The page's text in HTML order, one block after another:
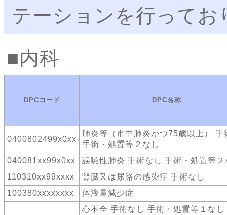
テーションを行ってお
内科
DPCコード DPC名称
0400802499x0xx
肺炎等（市中肺炎かつ75歳以上） 手
手術・処置等２なし
040081xx99x0xx
誤嚥性肺炎 手術なし 手術・処置等２
110310xx99xxxx
腎臓又は尿路の感染症 手術なし
100380xxxxxxxx
体液量減少症
心不全 手術なし 手術・処置等１なし